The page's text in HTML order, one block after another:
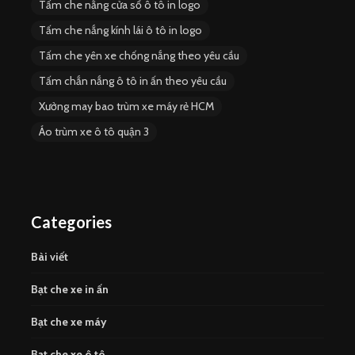
Tấm che nắng cửa sổ ô tô in logo
Tấm che nắng kính lái ô tô in logo
Tấm che yên xe chống nắng theo yêu cầu
Tấm chắn nắng ô tô in ấn theo yêu cầu
Xưởng may bao trùm xe máy rẻ HCM
Áo trùm xe ô tô quận 3
Categories
Bài viết
Bạt che xe in ấn
Bạt che xe máy